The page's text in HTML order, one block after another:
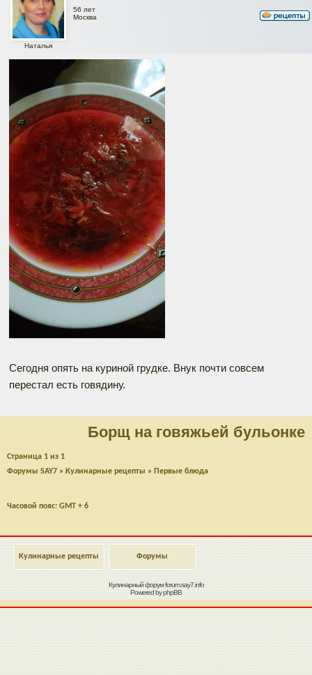
Наталья
56 лет
Москва
Сегодня опять на куриной грудке. Внук почти совсем
перестал есть говядину.
Борщ на говяжьей бульонке
Страница 1 из 1
Форумы SAY7 » Кулинарные рецепты » Первые блюда
Часовой пояс: GMT + 6
Кулинарные рецепты Форумы
Кулинарный форумforum.say7.info
Powered byphpBB